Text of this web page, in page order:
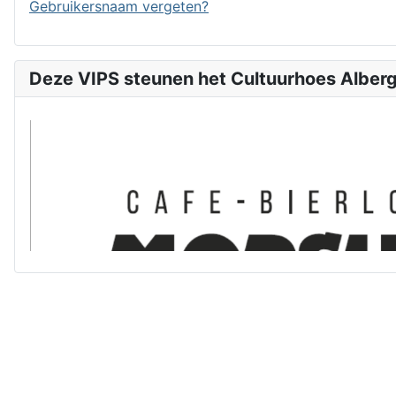
Gebruikersnaam vergeten?
Deze VIPS steunen het Cultuurhoes